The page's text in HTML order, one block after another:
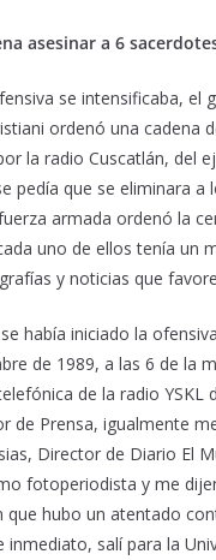
asesinar a 6
se intensificaba, el
ordenó una cadena
la radio Cuscatlán, del
pedía que se eliminara a
armada ordenó la
uno de ellos tenía un
y noticias que
había iniciado la
de 1989, a las 6 de la
de la radio YSKL
de Prensa, igualmente
Director de Diario El
fotoperiodista y me
que hubo un atentado
inmediato, salí para la